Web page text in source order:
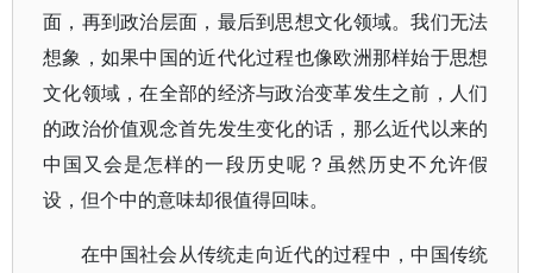
面，再到政治层面，最后到思想文化领域。我们无法
想象，如果中国的近代化过程也像欧洲那样始于思想
文化领域，在全部的经济与政治变革发生之前，人们
的政治价值观念首先发生变化的话，那么近代以来的
中国又会是怎样的一段历史呢？虽然历史不允许假
设，但个中的意味却很值得回味。
在中国社会从传统走向近代的过程中，中国传统